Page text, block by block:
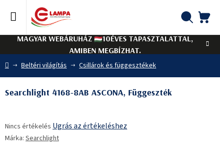
tartalomhoz
MAGYAR WEBÁRUHÁZ
10ÉVES TAPASZTALATTAL,
AMIBEN MEGBÍZHAT.
Kezdőlap
Beltéri világítás Csillárok és függesztékek
Searchlight 4168-8AB ASCONA, Függeszték
termék
átlagos
Nincs értékelés Ugrás az értékeléshez
Márka: Searchlight